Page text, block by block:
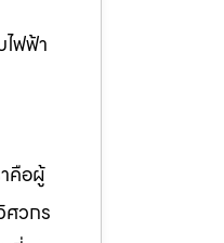
ฟฟ้า
าคือผู้
วกร